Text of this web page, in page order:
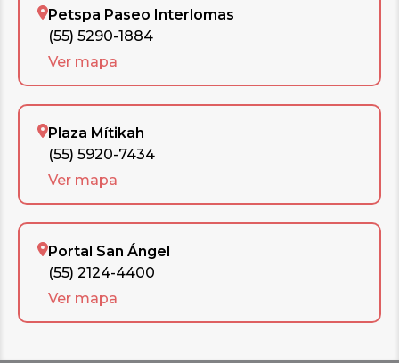
Petspa Paseo Interlomas
(55) 5290-1884
Ver mapa
Plaza Mítikah
(55) 5920-7434
Ver mapa
Portal San Ángel
(55) 2124-4400
Ver mapa